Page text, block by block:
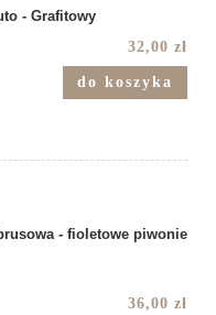
- Grafitowy
32,00 zł
do koszyka
- fioletowe piwonie
36,00 zł